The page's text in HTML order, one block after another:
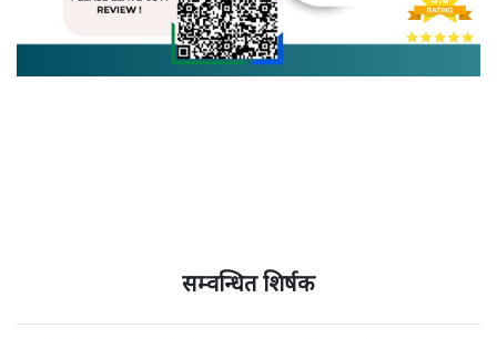
सम्वन्धित शिर्षक